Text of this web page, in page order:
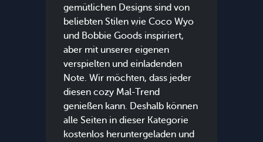
gemütlichen Designs sind von
beliebten Stilen wie Coco Wyo
und Bobbie Goods inspiriert,
aber mit unserer eigenen
verspielten und einladenden
Note. Wir möchten, dass jeder
diesen cozy Mal-Trend
genießen kann. Deshalb können
alle Seiten in dieser Kategorie
kostenlos heruntergeladen und